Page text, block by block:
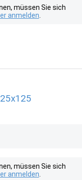
müssen Sie sich
anmelden
müssen Sie sich
anmelden